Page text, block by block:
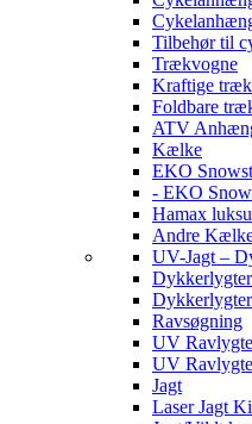
Tilbehør til
Trækvogne
Kraftige
Foldbare
ATV
Kælke
EKO
- EKO
Hamax
Andre
UV-Jagt –
Dykkerlygter
Ravsøgning
UV
UV
Jagt
Laser Jagt